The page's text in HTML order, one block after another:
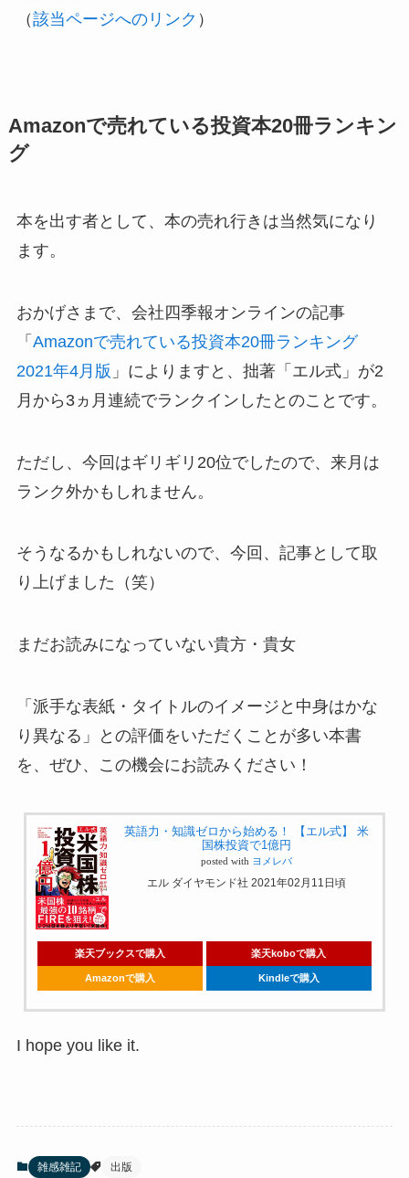
（該当ページへのリンク ）
Amazonで売れている投資本20冊ランキン
グ
本を出す者として、本の売れ行きは当然気になり
ます。
おかげさまで、会社四季報オンラインの記事
「 Amazonで売れている投資本20冊ランキング
2021年4月版 」によりますと、拙著「エル式」が2
月から3ヵ月連続でランクインしたとのことです。
ただし、今回はギリギリ20位でしたので、来月は
ランク外かもしれません。
そうなるかもしれないので、今回、記事として取
り上げました（笑）
まだお読みになっていない貴方・貴女
「派手な表紙・タイトルのイメージと中身はかな
り異なる」との評価をいただくことが多い本書
を、ぜひ、この機会にお読みください！
英語力・知識ゼロから始める！ 【エル式】 米
国株投資で1億円
posted with ヨメレバ
エル ダイヤモンド社 2021年02月11日頃
楽天ブックスで購入 楽天koboで購入
Amazonで購入 Kindleで購入
I hope you like it.
雑感雑記 出版